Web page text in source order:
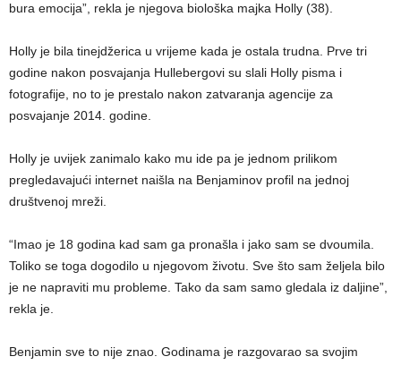
bura emocija”, rekla je njegova biološka majka Holly (38).
Holly je bila tinejdžerica u vrijeme kada je ostala trudna. Prve tri
godine nakon posvajanja Hullebergovi su slali Holly pisma i
fotografije, no to je prestalo nakon zatvaranja agencije za
posvajanje 2014. godine.
Holly je uvijek zanimalo kako mu ide pa je jednom prilikom
pregledavajući internet naišla na Benjaminov profil na jednoj
društvenoj mreži.
“Imao je 18 godina kad sam ga pronašla i jako sam se dvoumila.
Toliko se toga dogodilo u njegovom životu. Sve što sam željela bilo
je ne napraviti mu probleme. Tako da sam samo gledala iz daljine”,
rekla je.
Benjamin sve to nije znao. Godinama je razgovarao sa svojim